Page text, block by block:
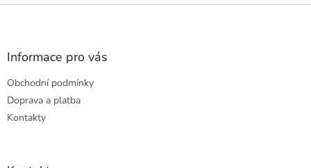
Z
Informace pro vás
Obchodní podmínky
Doprava a platba
Kontakty